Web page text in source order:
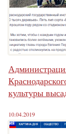
культуры
10.04.2019